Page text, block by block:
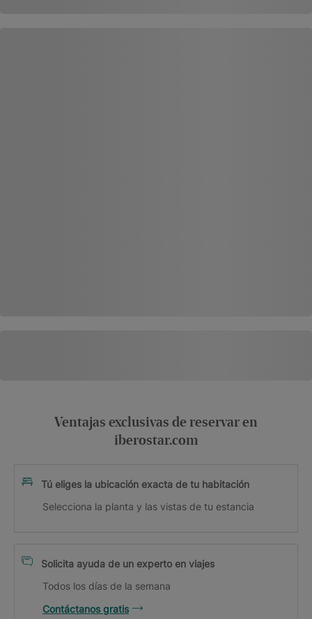
Ventajas exclusivas de reservar en
iberostar.com
Tú eliges la ubicación exacta de tu habitación
Selecciona la planta y las vistas de tu estancia
Solicita ayuda de un experto en viajes
Todos los días de la semana
Contáctanos gratis